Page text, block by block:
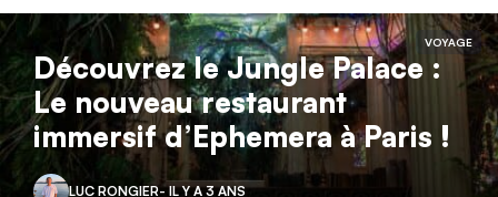
VOYAGE
Découvrez le Jungle Palace :
Le nouveau restaurant
immersif d’Ephemera à Paris !
LUC RONGIER- IL Y A 3 ANS